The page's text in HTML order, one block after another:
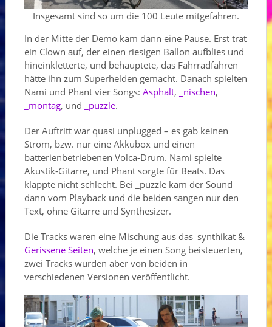
Insgesamt sind so um die 100 Leute mitgefahren.
In der Mitte der Demo kam dann eine Pause. Erst trat
ein Clown auf, der einen riesigen Ballon aufblies und
hineinkletterte, und behauptete, das Fahrradfahren
hätte ihn zum Superhelden gemacht. Danach spielten
Nami und Phant vier Songs: Asphalt, _nischen,
_montag, und _puzzle.
Der Auftritt war quasi unplugged – es gab keinen
Strom, bzw. nur eine Akkubox und einen
batterienbetriebenen Volca-Drum. Nami spielte
Akustik-Gitarre, und Phant sorgte für Beats. Das
klappte nicht schlecht. Bei _puzzle kam der Sound
dann vom Playback und die beiden sangen nur den
Text, ohne Gitarre und Synthesizer.
Die Tracks waren eine Mischung aus das_synthikat &
Gerissene Seiten, welche je einen Song beisteuerten,
zwei Tracks wurden aber von beiden in
verschiedenen Versionen veröffentlicht.